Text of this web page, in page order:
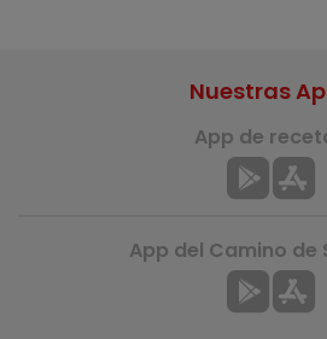
Nuestras
App de
App del Camino de